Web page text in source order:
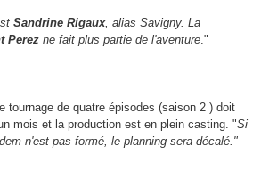
Sandrine Rigaux, alias Savigny. La
Perez ne fait plus partie de l'aventure."
le tournage de quatre épisodes (saison 2 ) doit
mois et la production est en plein casting. "Si
n'est pas formé, le planning sera décalé."